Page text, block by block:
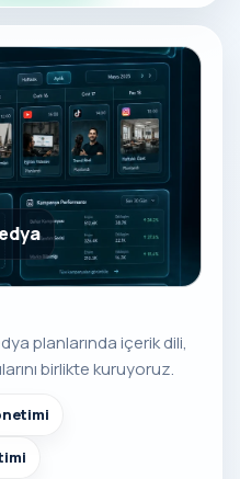
planlarında içerik dili,
birlikte kuruyoruz.